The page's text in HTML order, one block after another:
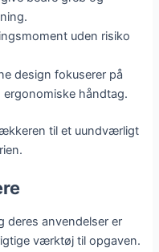
uden risiko
design fokuserer på
håndtag.
til et uundværligt
deres anvendelser er
værktøj til opgaven.